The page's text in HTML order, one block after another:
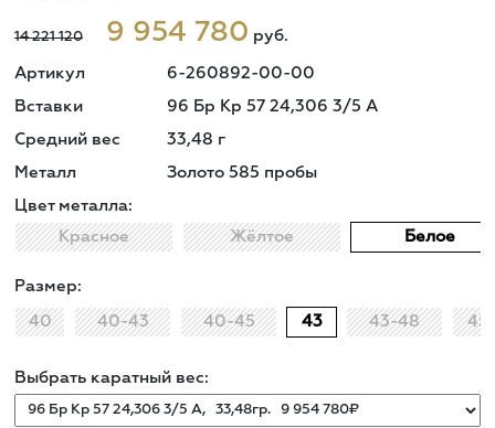
14 221 120 9 954 780 руб.
Артикул 6-260892-00-00
Вставки 96 Бр Кр 57 24,306 3/5 A
Средний вес 33,48 г
Металл Золото 585 пробы
Цвет металла:
Красное Жёлтое Белое
Размер:
40 40-43 40-45 43 43-48 45
Выбрать каратный вес: